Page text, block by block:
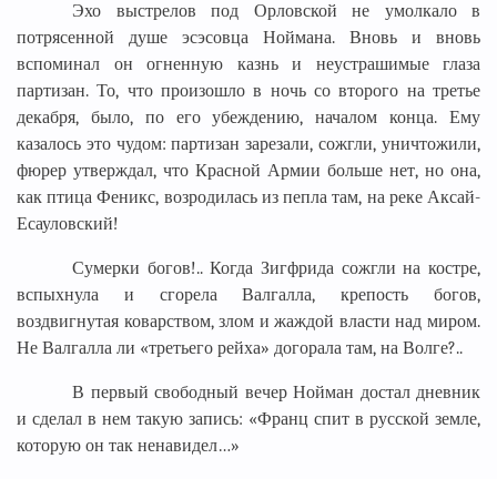
Эхо выстрелов под Орловской не умолкало в
потрясенной душе эсэсовца Ноймана. Вновь и вновь
вспоминал он огненную казнь и неустрашимые глаза
партизан. То, что произошло в ночь со второго на третье
декабря, было, по его убеждению, началом конца. Ему
казалось это чудом: партизан зарезали, сожгли, уничтожили,
фюрер утверждал, что Красной Армии больше нет, но она,
как птица Феникс, возродилась из пепла там, на реке Аксай-
Есауловский!
Сумерки богов!.. Когда Зигфрида сожгли на костре,
вспыхнула и сгорела Валгалла, крепость богов,
воздвигнутая коварством, злом и жаждой власти над миром.
Не Валгалла ли «третьего рейха» догорала там, на Волге?..
В первый свободный вечер Нойман достал дневник
и сделал в нем такую запись: «Франц спит в русской земле,
которую он так ненавидел…»